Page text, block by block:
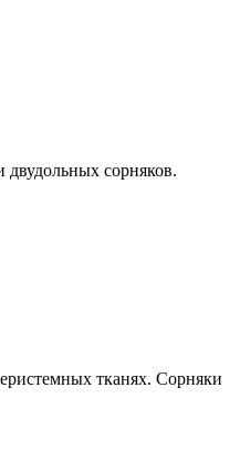
двудольных сорняков.
тканях. Сорняки